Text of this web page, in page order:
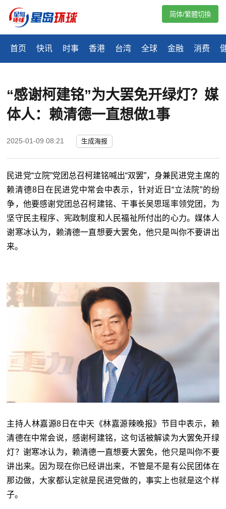
首页 快讯 时事 香港 台湾 全球 金融 消费
简体/繁體切換
“感谢柯建铭”为大罢免开绿灯？媒
体人：赖清德一直想做1事
2025-01-09 08:21 生成海报
民进党“立院”党团总召柯建铭喊出“双罢”，身兼民进党主席的
赖清德8日在民进党中常会中表示，针对近日“立法院”的纷
争，他要感谢党团总召柯建铭、干事长吴思瑶率领党团，为
坚守民主程序、宪政制度和人民福祉所付出的心力。媒体人
谢寒冰认为，赖清德一直想要大罢免，他只是叫你不要讲出
来。
主持人林嘉源8日在中天《林嘉源辣晚报》节目中表示，赖
清德在中常会说，感谢柯建铭，这句话被解读为大罢免开绿
灯？谢寒冰认为，赖清德一直想要大罢免，他只是叫你不要
讲出来。因为现在你已经讲出来，不管是不是有公民团体在
那边做，大家都认定就是民进党做的，事实上也就是这个样
子。